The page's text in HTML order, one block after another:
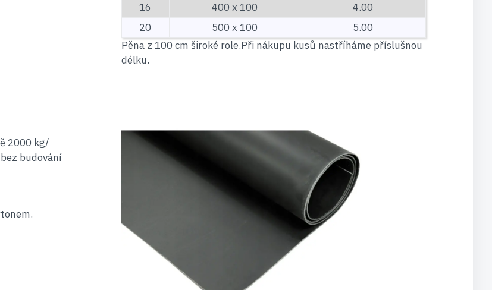
16
400 x 100
4.00
20
500 x 100
5.00
Pěna z 100 cm široké role.Při nákupu kusů nastříháme příslušnou
délku.
2000 kg/
budování